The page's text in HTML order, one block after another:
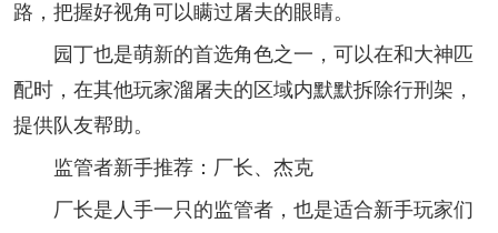
路，把握好视角可以瞒过屠夫的眼睛。
园丁也是萌新的首选角色之一，可以在和大神匹
配时，在其他玩家溜屠夫的区域内默默拆除行刑架，
提供队友帮助。
监管者新手推荐：厂长、杰克
厂长是人手一只的监管者，也是适合新手玩家们